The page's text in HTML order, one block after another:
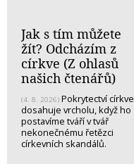
Jak s tím můžete
žít? Odcházím z
církve (Z ohlasů
našich čtenářů)
(4. 8. 2026) Pokrytectví církve
dosahuje vrcholu, když ho
postavíme tváří v tvář
nekonečnému řetězci
církevních skandálů.